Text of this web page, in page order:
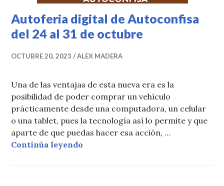
Autoferia digital de Autoconfisa
del 24 al 31 de octubre
OCTUBRE 20, 2023 ALEX MADERA
Una de las ventajas de esta nueva era es la
posibilidad de poder comprar un vehículo
prácticamente desde una computadora, un celular
o una tablet, pues la tecnología así lo permite y que
aparte de que puedas hacer esa acción, …
Continúa leyendo